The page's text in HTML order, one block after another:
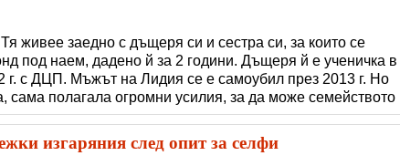
живее заедно с дъщеря си и сестра си, за които се
под наем, дадено й за 2 години. Дъщеря й е ученичка в
г. с ДЦП. Мъжът на Лидия се е самоубил през 2013 г. Но
сама полагала огромни усилия, за да може семейството
неща. Освен дъщеря Лидия има и син, когото с
и изучи. За съжале
изгаряния след опит за селфи